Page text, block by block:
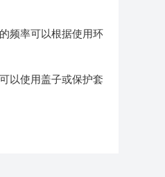
频率可以根据使用环
以使用盖子或保护套